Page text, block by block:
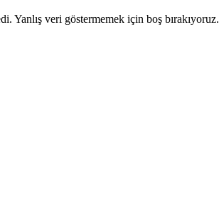
Yanlış veri göstermemek için boş bırakıyoruz.